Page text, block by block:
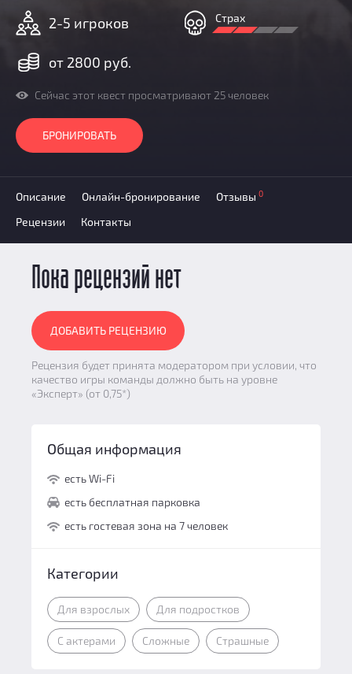
Добавить квест
2-5 игроков
от 2800 руб.
Страх
Сейчас этот квест просматривают 25 человек
БРОНИРОВАТЬ
Описание Онлайн-бронирование Отзывы 0
Рецензии Контакты
Пока рецензий нет
ДОБАВИТЬ РЕЦЕНЗИЮ
Рецензия будет принята модератором при условии, что
качество игры команды должно быть на уровне
«Эксперт» (от 0,75*)
Общая информация
есть Wi-Fi
есть бесплатная парковка
есть гостевая зона на 7 человек
Категории
Для взрослых Для подростков
С актерами Сложные Страшные